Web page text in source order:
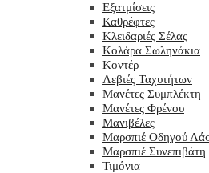
Εξατμίσεις
Καθρέφτες
Κλειδαριές Σέλας
Κολάρα Σωληνάκια
Κοντέρ
Λεβιές Ταχυτήτων
Μανέτες Συμπλέκτη
Μανέτες Φρένου
Μανιβέλες
Μαρσπιέ Οδηγού
Μαρσπιέ Συνεπιβάτη
Τιμόνια